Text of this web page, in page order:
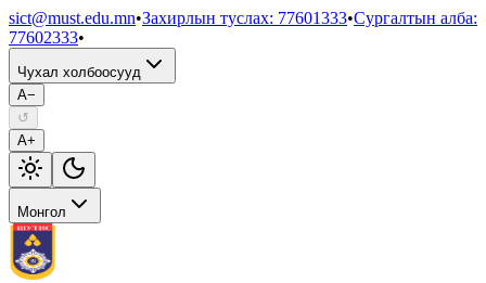
sict@must.edu.mn•Захирлын туслах: 77601333•Сургалтын алба:
77602333•
Чухал холбоосууд
A−
↺
A+
Монгол